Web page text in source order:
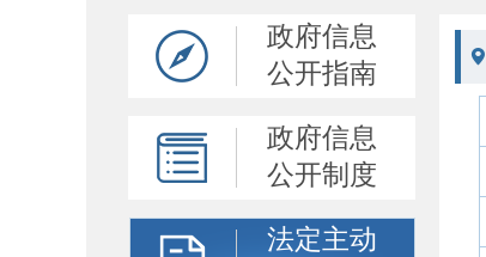
政府信息
公开指南
政府信息
公开制度
法定主动
